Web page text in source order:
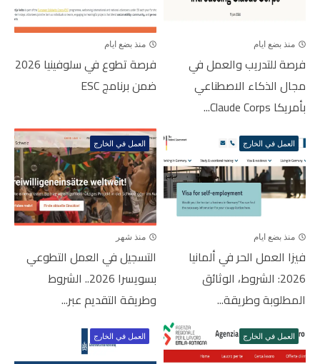
منذ بضع ايام
فرصة للتدريب والعمل في
مجال الذكاء الاصطناعي
بأمريكا Claude Corps...
منذ بضع ايام
فرصة تطوع في سلوفينيا 2026
ضمن برنامج ESC
العمل في الخارج
منذ بضع ايام
فيزا العمل الحر في ألمانيا
2026: الشروط، الوثائق
المطلوبة وطريقة...
العمل في الخارج
منذ شهر
التسجيل في العمل التطوعي
بسويسرا 2026.. الشروط
وطريقة التقديم عبر...
العمل في الخارج العمل في الخارج